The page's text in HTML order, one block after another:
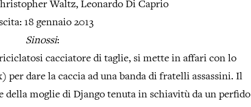
Waltz, Leonardo Di Caprio
18 gennaio 2013
Sinossi:
cacciatore di taglie, si mette in affari con lo
per dare la caccia ad una banda di fratelli assassini. Il
della moglie di Django tenuta in schiavitù da un perfido